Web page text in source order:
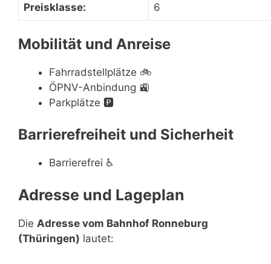
Preisklasse: 6
Mobilität und Anreise
Fahrradstellplätze 🚲
ÖPNV-Anbindung 🚉
Parkplätze 🅿️
Barrierefreiheit und Sicherheit
Barrierefrei ♿
Adresse und Lageplan
Die Adresse vom Bahnhof Ronneburg
(Thüringen) lautet: